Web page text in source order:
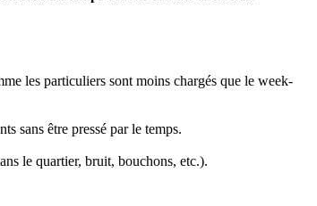
les particuliers sont moins chargés que le week-
sans être pressé par le temps.
le quartier, bruit, bouchons, etc.).